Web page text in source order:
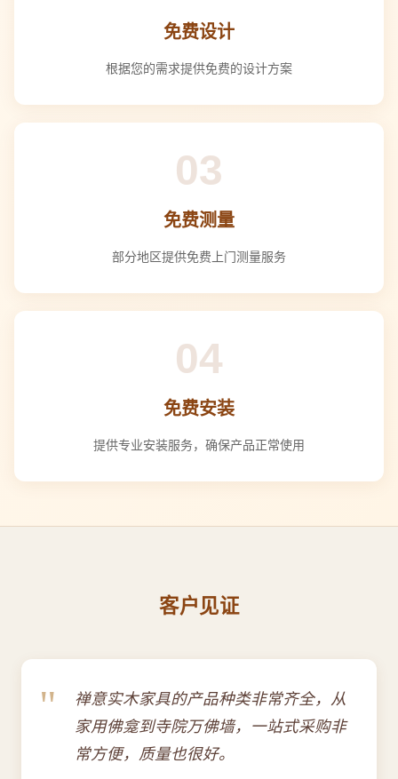
免费设计
根据您的需求提供免费的设计方案
03
免费测量
部分地区提供免费上门测量服务
04
免费安装
提供专业安装服务，确保产品正常使用
客户见证
"
禅意实木家具的产品种类非常齐全，从
家用佛龛到寺院万佛墙，一站式采购非
常方便，质量也很好。